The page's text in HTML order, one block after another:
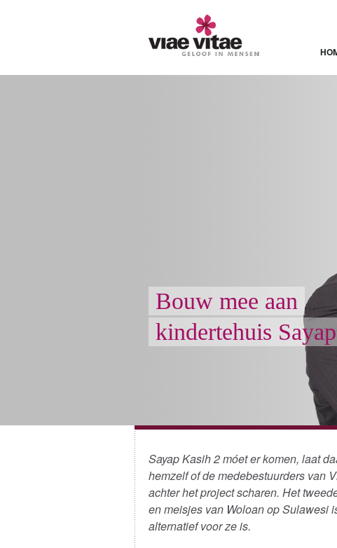
Bouw mee aan
kindertehuis
Sayap Kasih 2 móet er komen, laat
hemzelf of de medebestuurders van
achter het project scharen. Het
en meisjes van Woloan op Sulawesi
alternatief voor ze is.